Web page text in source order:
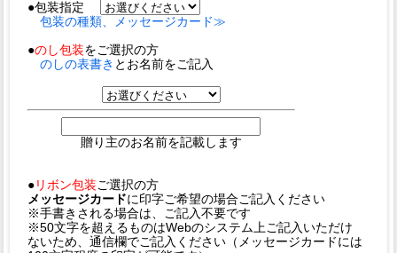
●包装指定
包装の種類、メッセージカード≫
●のし包装をご選択の方
のしの表書き とお名前をご記入
贈り主のお名前を記載します
●リボン包装ご選択の方
メッセージカードに印字ご希望の場合ご記入ください
※手書きされる場合は、ご記入不要です
※50文字を超えるものはWebのシステム上ご記入いただけ
ないため、通信欄でご記入ください（メッセージカードには